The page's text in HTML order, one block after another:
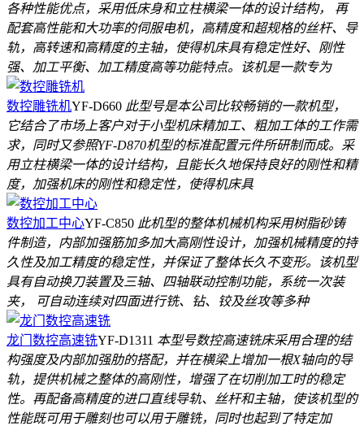
各种性能优点，采用低床身和立柱横梁一体的设计结构， 再
配套高性能和大功率的伺服电机，高精度和超规格的丝杆、导
轨，高转速和高精度的主轴，使得机床具有稳定性好、刚性
强、加工平衡、加工精度高等功能特点。该机是一款专为
数控雕铣机YF-D660 此型号是本公司比较畅销的一款机型，
它结合了市场上客户对于小型机床精加工、粗加工体的工作需
求，同时又参照YF-D870机型的标准配置元件所研制而成。采
用立柱横梁一体的设计结构，且能长久地保持良好的刚性和精
度，加强机床的刚性和稳定性，使得机床具
数控加工中心YF-C850 此机型的整体机械机构采用树脂砂铸
件制造，内部加强筋加多加大高刚性设计，加强机械精度的持
久性及加工精度的稳定性，并保证了整体长久不变形。该机型
具有自动换刀装置及三轴、四轴联动控制功能，系统一次装
夹， 可自动连续对四面进行铣、钻、铰及丝攻等多种
龙门数控高速铣YF-D1311 本型号数控高速铣床采用合理的结
构强度及内部加强肋的搭配，并在横梁上增加一根X轴向的导
轨，提供机械之整体的高刚性，增强了在切削加工时的稳定
性。再配备高精度的进口直线导轨、丝杆和主轴，使该机型的
性能既可用于雕刻也可以用于雕铣，同时也起到了特定加